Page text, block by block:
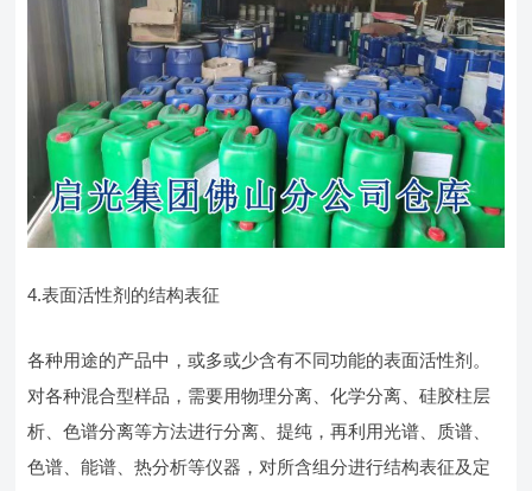
4.表面活性剂的结构表征
各种用途的产品中，或多或少含有不同功能的表面活性剂。
对各种混合型样品，需要用物理分离、化学分离、硅胶柱层
析、色谱分离等方法进行分离、提纯，再利用光谱、质谱、
色谱、能谱、热分析等仪器，对所含组分进行结构表征及定